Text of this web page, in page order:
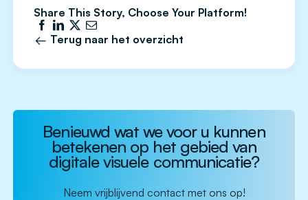
Share This Story, Choose Your Platform!
Terug naar het overzicht
Benieuwd wat we voor u kunnen
betekenen op het gebied van
digitale visuele communicatie?
Neem vrijblijvend contact met ons op!